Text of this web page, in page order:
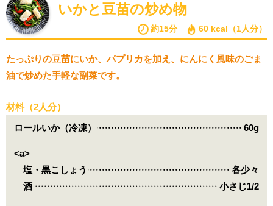
いかと豆苗の炒め物
約15分 60 kcal（1人分）
たっぷりの豆苗にいか、パプリカを加え、にんにく風味のごま
油で炒めた手軽な副菜です。
材料（2人分）
ロールいか（冷凍）
60g
<a>
塩・黒こしょう
各少々
酒
小さじ1/2